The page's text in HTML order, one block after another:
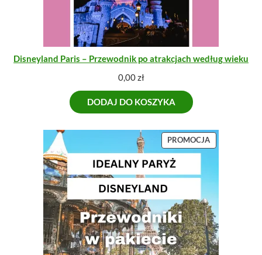
Disneyland Paris – Przewodnik po atrakcjach według wieku
0,00zł
DODAJ DO KOSZYKA
PROMOCJAP
R
T
W
P
R
O